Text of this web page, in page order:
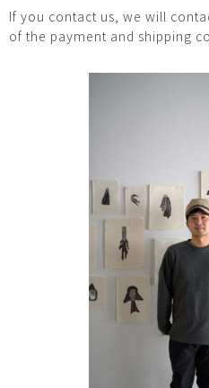
If you contact us, we will
of the payment and shipping